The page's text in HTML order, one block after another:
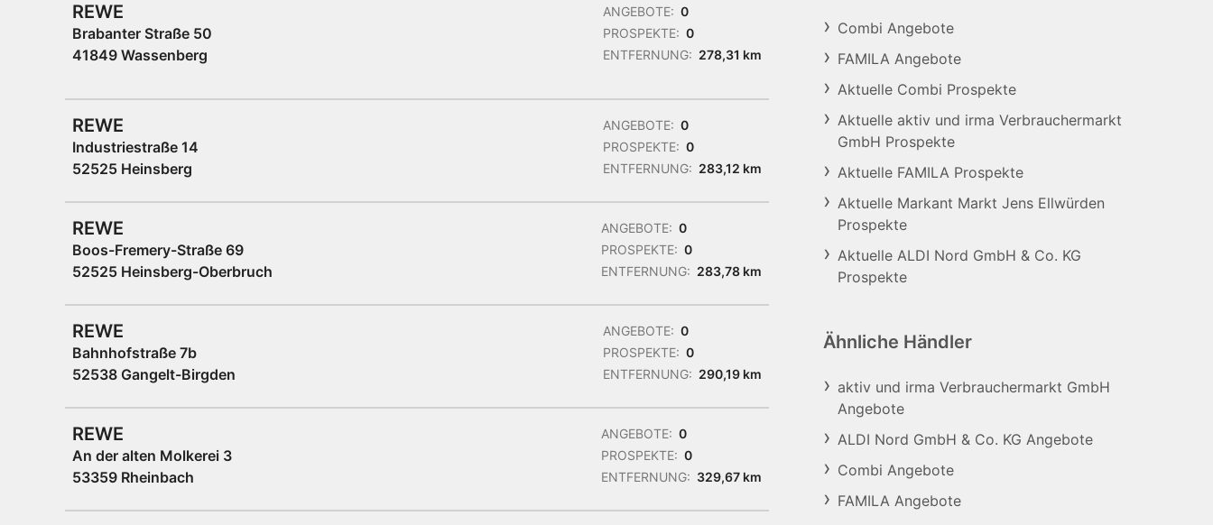
REWE
Brabanter Straße 50
41849 Wassenberg
ANGEBOTE: 0
PROSPEKTE: 0
ENTFERNUNG: 278,31 km
REWE
Industriestraße 14
52525 Heinsberg
ANGEBOTE: 0
PROSPEKTE: 0
ENTFERNUNG: 283,12 km
REWE
Boos-Fremery-Straße 69
52525 Heinsberg-Oberbruch
ANGEBOTE: 0
PROSPEKTE: 0
ENTFERNUNG: 283,78 km
REWE
Bahnhofstraße 7b
52538 Gangelt-Birgden
ANGEBOTE: 0
PROSPEKTE: 0
ENTFERNUNG: 290,19 km
REWE
An der alten Molkerei 3
53359 Rheinbach
ANGEBOTE: 0
PROSPEKTE: 0
ENTFERNUNG: 329,67 km
Combi Angebote
FAMILA Angebote
Aktuelle Combi Prospekte
Aktuelle aktiv und irma Verbrauchermarkt
GmbH Prospekte
Aktuelle FAMILA Prospekte
Aktuelle Markant Markt Jens Ellwürden
Prospekte
Aktuelle ALDI Nord GmbH & Co. KG
Prospekte
Ähnliche Händler
aktiv und irma Verbrauchermarkt GmbH
Angebote
ALDI Nord GmbH & Co. KG Angebote
Combi Angebote
FAMILA Angebote